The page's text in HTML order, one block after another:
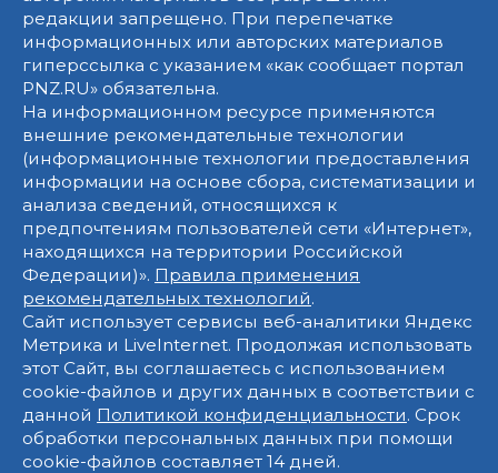
редакции запрещено. При перепечатке
информационных или авторских материалов
гиперссылка с указанием «как сообщает портал
PNZ.RU» обязательна.
На информационном ресурсе применяются
внешние рекомендательные технологии
(информационные технологии предоставления
информации на основе сбора, систематизации и
анализа сведений, относящихся к
предпочтениям пользователей сети «Интернет»,
находящихся на территории Российской
Федерации)». Правила применения
рекомендательных технологий.
Сайт использует сервисы веб-аналитики Яндекс
Метрика и LiveInternet. Продолжая использовать
этот Сайт, вы соглашаетесь с использованием
cookie-файлов и других данных в соответствии с
данной Политикой конфиденциальности. Срок
обработки персональных данных при помощи
cookie-файлов составляет 14 дней.